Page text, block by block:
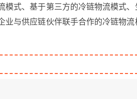
模式、基于第三方的冷链物流模式、
业与供应链伙伴联手合作的冷链物流